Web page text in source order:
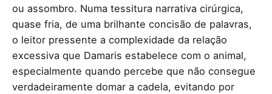
ou assombro. Numa tessitura narrativa cirúrgica,
quase fria, de uma brilhante concisão de palavras,
o leitor pressente a complexidade da relação
excessiva que Damaris estabelece com o animal,
especialmente quando percebe que não consegue
verdadeiramente domar a cadela, evitando por